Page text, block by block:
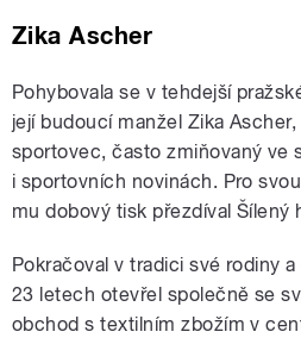
Zika Ascher
Pohybovala se v tehdejší
její budoucí manžel Zika
sportovec, často zmiňovaný ve
i sportovních novinách. Pro
mu dobový tisk přezdíval Šílený
Pokračoval v tradici své rodiny
23 letech otevřel společně se
obchod s textilním zbožím v